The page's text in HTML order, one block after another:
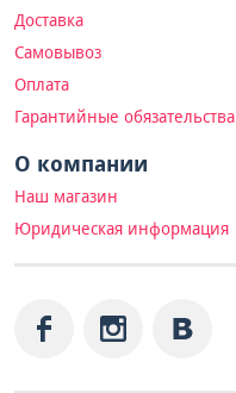
Доставка
Самовывоз
Оплата
Гарантийные обязательства
О компании
Наш магазин
Юридическая информация